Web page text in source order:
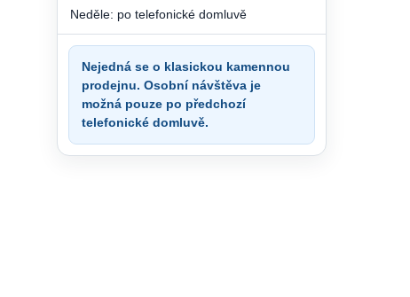
Neděle: po telefonické domluvě
Nejedná se o klasickou kamennou
prodejnu. Osobní návštěva je
možná pouze po předchozí
telefonické domluvě.